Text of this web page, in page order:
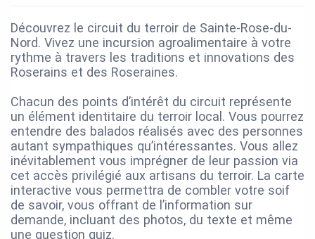
Découvrez le circuit du terroir de Sainte-Rose-du-
Nord. Vivez une incursion agroalimentaire à votre
rythme à travers les traditions et innovations des
Roserains et des Roseraines.
Chacun des points d’intérêt du circuit représente
un élément identitaire du terroir local. Vous pourrez
entendre des balados réalisés avec des personnes
autant sympathiques qu’intéressantes. Vous allez
inévitablement vous imprégner de leur passion via
cet accès privilégié aux artisans du terroir. La carte
interactive vous permettra de combler votre soif
de savoir, vous offrant de l’information sur
demande, incluant des photos, du texte et même
une question quiz.